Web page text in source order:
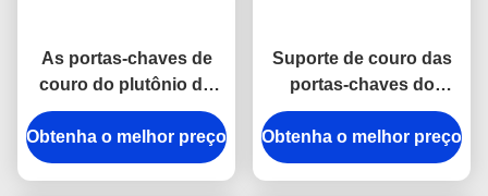
As portas-chaves de
couro do plutônio do
verde da fita de
Debossing prendem
com correias a
Obtenha o melhor preço
Suporte de couro das
portas-chaves do
plutônio do logotipo de
Debossing em volta da
espessura de 6.5mm
Obtenha o melhor preço